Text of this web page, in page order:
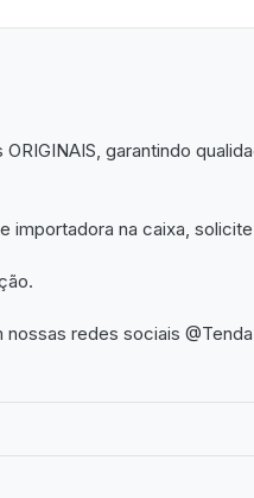
garantindo
importadora na caixa,
redes sociais